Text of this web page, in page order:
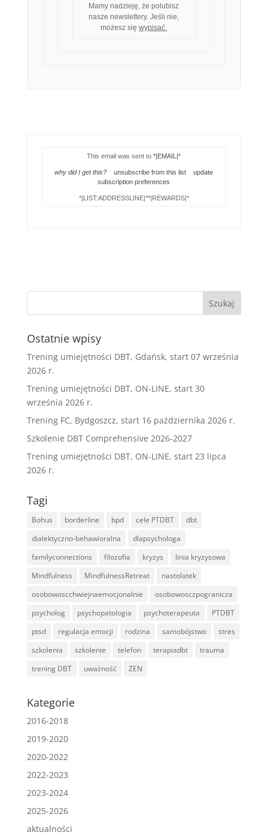
Mamy nadzieję, że polubisz
nasze newslettery. Jeśli nie,
możesz sięwypisać.
This email was sent to*|EMAIL|*
why did I get this? unsubscribe from this list
update
subscription preferences
*|LIST:ADDRESSLINE|**|REWARDS|*
Ostatnie wpisy
Trening umiejętności DBT, Gdańsk, start 07 września
2026 r.
Trening umiejętności DBT, ON-LINE, start 30
września 2026 r.
Trening FC, Bydgoszcz, start 16 października 2026 r.
Szkolenie DBT Comprehensive 2026-2027
Trening umiejętności DBT, ON-LINE, start 23 lipca
2026 r.
Tagi
Bohus borderline bpd cele PTDBT
dbt
dialektyczno-behawioralna
dlapsychologa
familyconnections
filozofia kryzys
linia kryzysowa
Mindfulness
MindfulnessRetreat
nastolatek
osobowoscchwiejnaemocjonalnie
osobowosczpogranicza
psycholog
psychopatologia psychoterapeuta
PTDBT
ptsd
regulacja emocji rodzina samobójstwo
stres
szkolenia
szkolenie telefon terapiadbt
trauma
trening DBT
uważność ZEN
Kategorie
2016-2018
2019-2020
2020-2022
2022-2023
2023-2024
2025-2026
aktualności